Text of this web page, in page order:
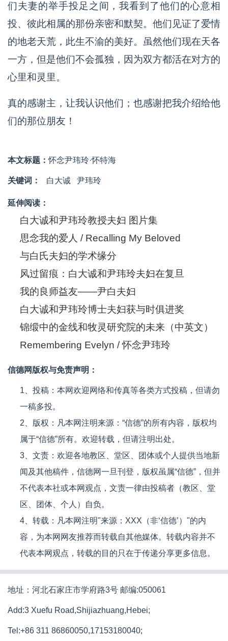
们夫妻的举手投足之间，我看到了他们的心意相
投、彼此相属的那份亲密和默契。他们见证了爱情
的地老天荒，此生不渝的美好。虽然他们现在天各
一方，但是他们不会孤独，因为双方都活在对方的
心里和灵里。
真的感谢主，让我认识他们；也感谢把我介绍给他
们的那位朋友！
本文标题：怀念尹玮玲·怀特海
关键词： 白大诚 尹玮玲
延伸阅读：
白大诚和尹玮玲教授夫妇 图片集
思念我的爱人 / Recalling My Beloved
与白氏夫妇的学术缘分
风过留痕：白大诚和尹玮玲夫妇在复旦
我的良师益友——尹白夫妇
白大诚和尹玮玲博士夫妇获与时俱进奖
锦缎中的金线和牧灵研究院的未来（中英文）
Remembering Evelyn / 怀念尹玮玲
信德网版权与免责声明：
1、投稿：本网欢迎网络和传真等各类方式投稿，但请勿
一稿多投。
2、版权：凡本网注明来源：“信德”的所有内容，版权均
属于“信德”所有。欢迎转载，但请注明出处。
3、文责：欢迎各地教区、堂区、团体或个人提供当地新
闻及其他稿件，信德网一旦刊登，版权虽属“信德”，但并
不代表本社或本网观点，文责一律由投稿者（教区、堂
区、团体、个人）自负。
4、转载：凡本网注明"来源：XXX（非‘信德’）"的内
容，为本网网友推荐而转载自其他媒体。转载内容并不
代表本网观点，转载的目的只在于传递分享更多信息。
地址：河北石家庄市学府路3号 邮编:050061
Add:3 Xuefu Road,Shijiazhuang,Hebei;
Tel:+86 311 86860050,17153180040;